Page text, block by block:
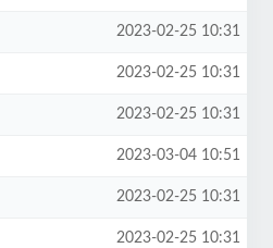
2023-02-25 10:31
2023-02-25 10:31
2023-02-25 10:31
2023-03-04 10:51
2023-02-25 10:31
2023-02-25 10:31